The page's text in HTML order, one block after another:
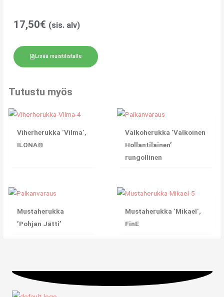
17,50€ (sis. alv)
Lisää muistilistalle
Tutustu myös
Viherherukka ’Vilma’,
ILONA®
Valkoherukka ’Valkoinen
Hollantilainen’
rungollinen
Mustaherukka
’Pohjan Jätti’
Mustaherukka ’Mikael’,
FinE